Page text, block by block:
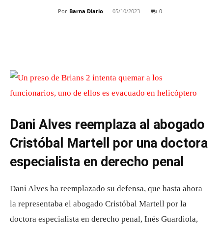
Por Barna Diario - 05/10/2023 0
Dani Alves reemplaza al abogado
Cristóbal Martell por una doctora
especialista en derecho penal
Dani Alves ha reemplazado su defensa, que hasta ahora
la representaba el abogado Cristóbal Martell por la
doctora especialista en derecho penal, Inés Guardiola,